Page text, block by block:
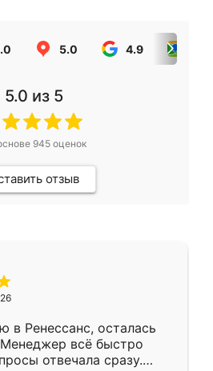
5.0 4.9
5.0 из 5
945оценок
отзыв
в Ренессанс, осталась
всё быстро
отвечала сразу.